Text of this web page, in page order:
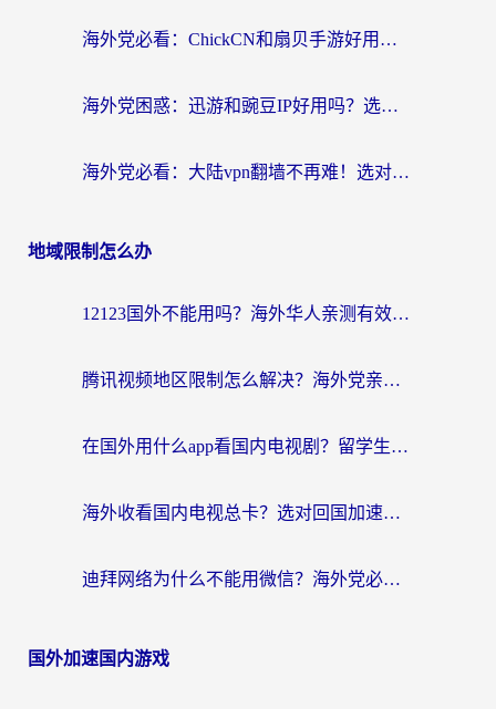
海外党必看：ChickCN和扇贝手游好用吗？3步选对回国加速器无缝刷国内资源
海外党困惑：迅游和豌豆IP好用吗？选对回国加速器，刷剧游戏再也不卡
海外党必看：大陆vpn翻墙不再难！选对加速器，无缝刷国内资源
地域限制怎么办
12123国外不能用吗？海外华人亲测有效的回国加速方案来了
腾讯视频地区限制怎么解决？海外党亲测有效的回国加速器选择指南
在国外用什么app看国内电视剧？留学生亲测有效的回国加速方案
海外收看国内电视总卡？选对回国加速器，让你流畅追《狂飙》《长相思》
迪拜网络为什么不能用微信？海外党必看的回国加速解决方案
国外加速国内游戏